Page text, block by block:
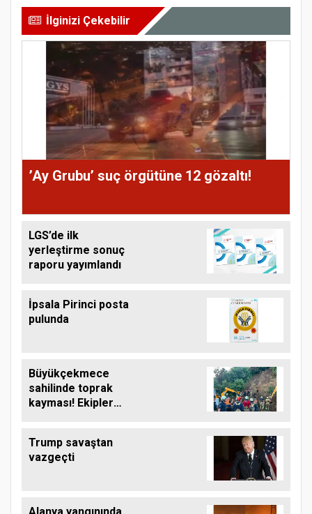
İlginizi Çekebilir
’Ay Grubu’ suç örgütüne 12 gözaltı!
LGS’de ilk
yerleştirme sonuç
raporu yayımlandı
İpsala Pirinci posta
pulunda
Büyükçekmece
sahilinde toprak
kayması! Ekipler
Trump savaştan
vazgeçti